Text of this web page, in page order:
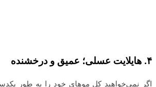
۴. هایلایت عسلی؛ عمیق و درخشنده
اگر نمی‌خواهید کل موهای خود را به طور